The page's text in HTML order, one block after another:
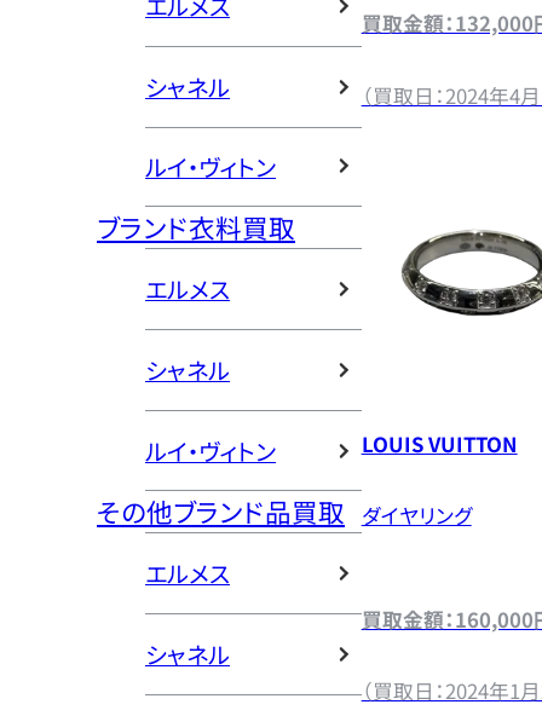
シャネル
ルイ・ヴィトン
ブランド衣料買取
エルメス
シャネル
ルイ・ヴィトン
その他ブランド品買取
エルメス
シャネル
買取金額：132,000
（買取日：2024年4
LOUIS VUITTON
ダイヤリング
買取金額：160,000
（買取日：2024年1